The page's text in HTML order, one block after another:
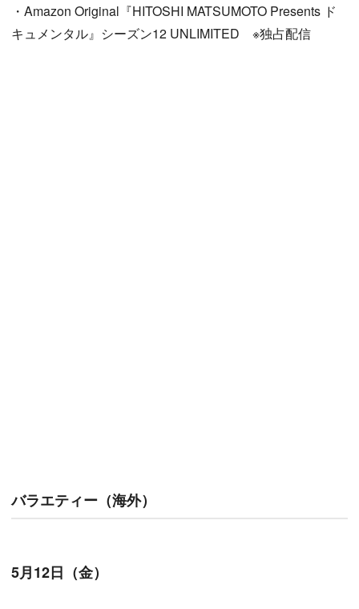
・Amazon Original『HITOSHI MATSUMOTO Presents ド
キュメンタル』シーズン12 UNLIMITED ※独占配信
バラエティー（海外）
5月12日（金）